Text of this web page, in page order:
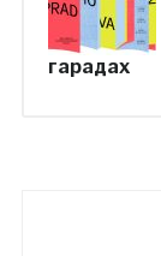
гарадах